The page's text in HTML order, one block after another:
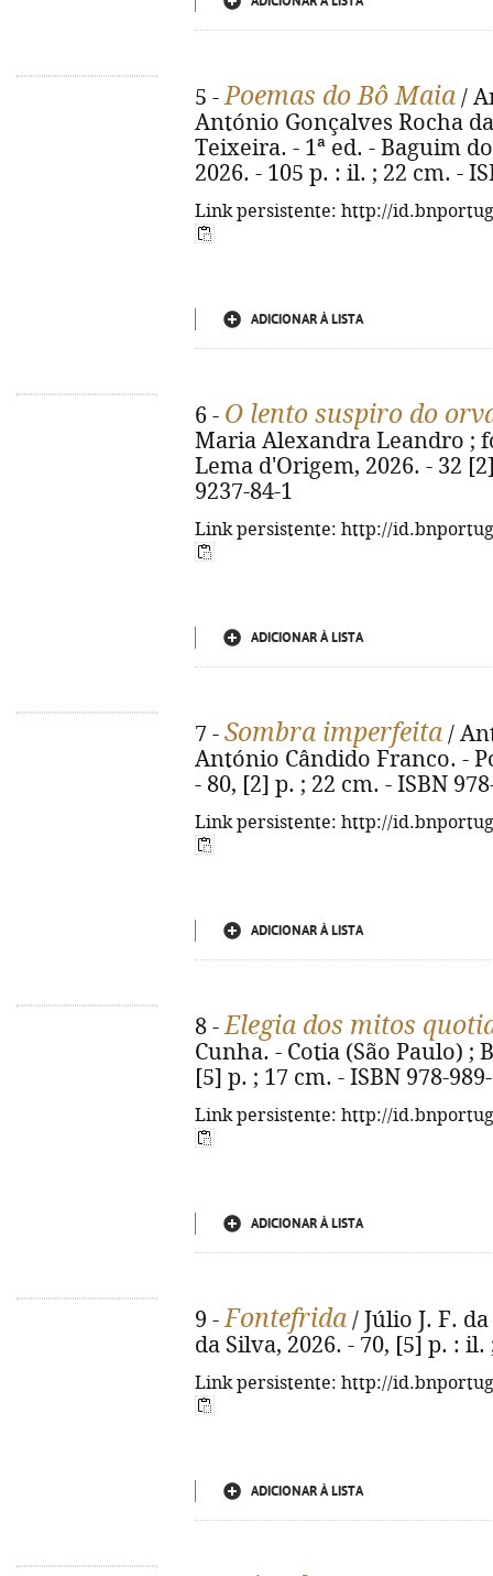
5 -Poemas do Bô Maia /
António Gonçalves Rocha
Teixeira. - 1ª ed. - Baguim
2026. - 105 p. : il. ; 22 cm. -
Link persistente: http://
ADICIONAR À LISTA
6 - O lento suspiro do
Maria Alexandra Leandro ;
Lema d'Origem, 2026. - 32
9237-84-1
Link persistente: http://
ADICIONAR À LISTA
7 - Sombra imperfeita /
António Cândido Franco. -
- 80, [2] p. ; 22 cm. - ISBN
Link persistente: http://
ADICIONAR À LISTA
8 -Elegia dos mitos
Cunha. - Cotia (São Paulo) ;
[5] p. ; 17 cm. - ISBN 978-
Link persistente: http://
ADICIONAR À LISTA
9 -Fontefrida / Júlio J. F.
da Silva, 2026. - 70, [5] p. : il.
Link persistente: http://
ADICIONAR À LISTA